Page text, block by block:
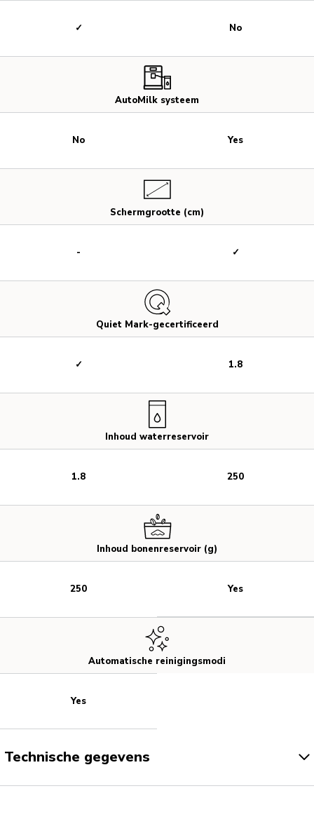
AutoMilk systeem
Schermgrootte (cm)
Quiet Mark-gecertificeerd
Inhoud waterreservoir
Inhoud bonenreservoir (g)
Automatische reinigingsmodi
✓
No
-
✓
1.8
250
Yes
No
Yes
✓
1.8
250
Yes
Technische gegevens